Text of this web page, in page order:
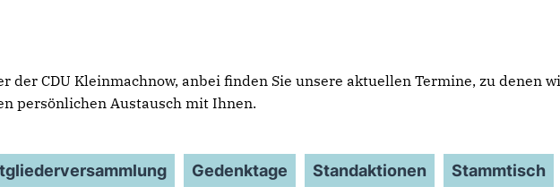
der CDU Kleinmachnow, anbei finden Sie unsere aktuellen Termine, zu denen
persönlichen Austausch mit Ihnen.
Gedenktage Standaktionen Stammtisch